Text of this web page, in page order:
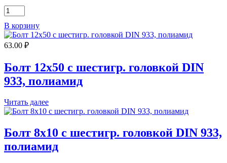
Количество
товара
Болт
10х40
с
головкой
DIN
933,
В корзину
63.00 ₽
Болт 12х50 с шестигр. головкой DIN
933, полиамид
Читать далее
Болт 8х10 с шестигр. головкой DIN 933,
полиамид